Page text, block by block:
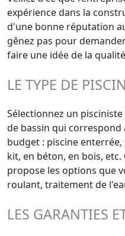
expérience dans la
d'une bonne réputation
gênez pas pour
faire une idée de la
LE TYPE DE
Sélectionnez un
de bassin qui
budget : piscine
kit, en béton, en bois,
propose les options que
roulant, traitement de
LES GARANTIES